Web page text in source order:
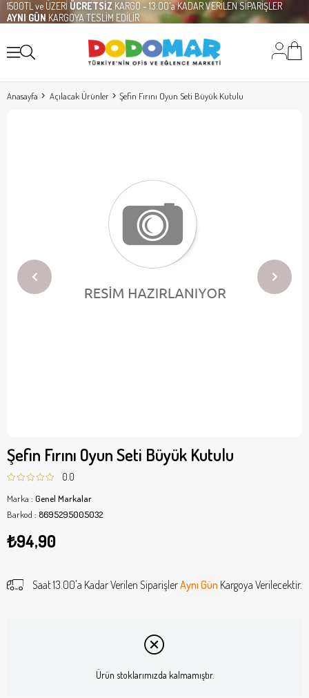
1500TL ve ÜZERİ ÜCRETSİZ KARGO - 13:00'a KADAR VERİLEN SİPARİŞLER
AYNI GÜN KARGOYA TESLİM EDİLİR
Anasayfa Açılacak Ürünler Şefin Fırını Oyun Seti Büyük Kutulu
Şefin Fırını Oyun Seti Büyük Kutulu
0.0
Marka : Genel Markalar
Barkod : 8695295005032
₺94,90
Saat 13.00'a Kadar Verilen SiparişlerAynı Gün Kargoya Verilecektir.
Ürün stoklarımızda kalmamıştır.